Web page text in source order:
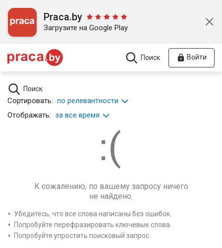
Praca.by
Загрузите на Google Play
Поиск Войти
Поиск
Сортировать: по релевантности
Отображать: за все время
К сожалению, по вашему запросу ничего
не найдено.
Убедитесь, что все слова написаны без ошибок.
Попробуйте перефразировать ключевые слова.
Попробуйте упростить поисковый запрос.